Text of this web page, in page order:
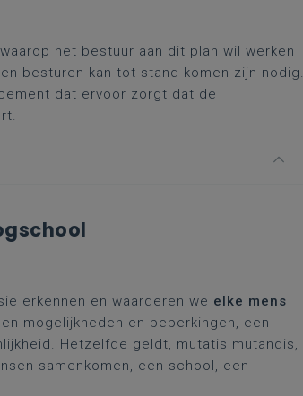
waarop het bestuur aan dit plan wil werken
besturen kan tot stand komen zijn nodig.
dat ervoor zorgt dat de
erkennen en waarderen we elke mens
mogelijkheden en beperkingen, een
Hetzelfde geldt, mutatis mutandis,
samenkomen, een school, een